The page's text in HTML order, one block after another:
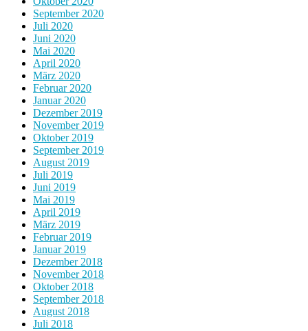
September 2020
Juli 2020
Juni 2020
Mai 2020
April 2020
März 2020
Februar 2020
Januar 2020
Dezember 2019
November 2019
Oktober 2019
September 2019
August 2019
Juli 2019
Juni 2019
Mai 2019
April 2019
März 2019
Februar 2019
Januar 2019
Dezember 2018
November 2018
Oktober 2018
September 2018
August 2018
Juli 2018